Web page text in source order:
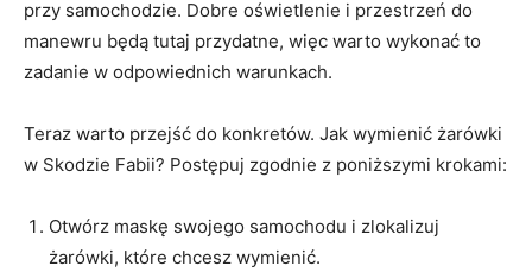
przy samochodzie. ⁣Dobre oświetlenie i przestrzeń do
manewru będą tutaj‌ przydatne, ⁣więc warto wykonać to
zadanie w odpowiednich warunkach.
Teraz ⁣warto przejść​ do konkretów. Jak wymienić żarówki
w Skodzie Fabii? Postępuj zgodnie z poniższymi krokami:
Otwórz maskę swojego samochodu i zlokalizuj
żarówki, które‍ chcesz wymienić.